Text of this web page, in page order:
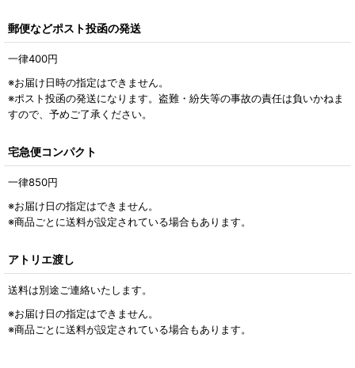
郵便などポスト投函の発送
一律400円
※お届け日時の指定はできません。
※ポスト投函の発送になります。盗難・紛失等の事故の責任は負いかねま
すので、予めご了承ください。
宅急便コンパクト
一律850円
※お届け日の指定はできません。
※商品ごとに送料が設定されている場合もあります。
アトリエ渡し
送料は別途ご連絡いたします。
※お届け日の指定はできません。
※商品ごとに送料が設定されている場合もあります。